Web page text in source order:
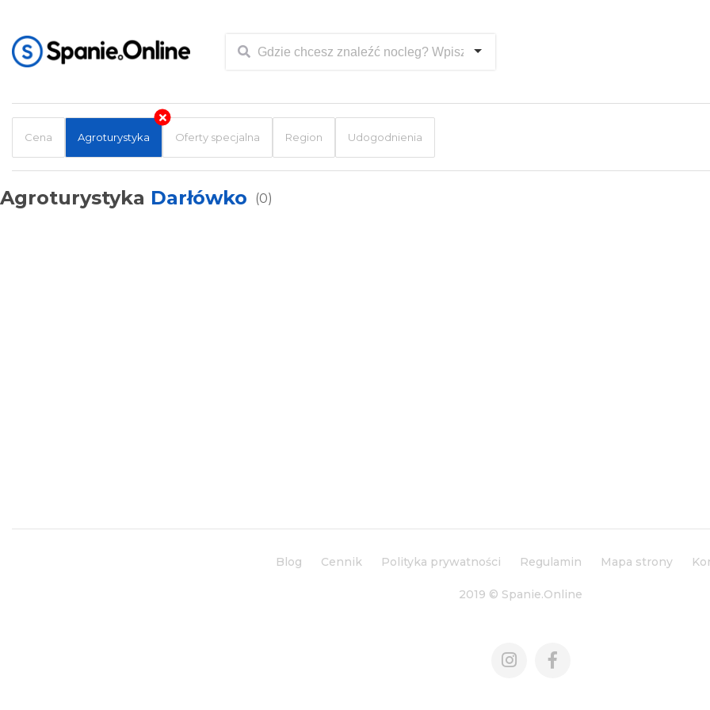
Cena Agroturystyka Oferty specjalna Region Udogodnienia
Agroturystyka Darłówko (0)
Blog Cennik Polityka prywatności Regulamin Mapa strony
2019 © Spanie.Online